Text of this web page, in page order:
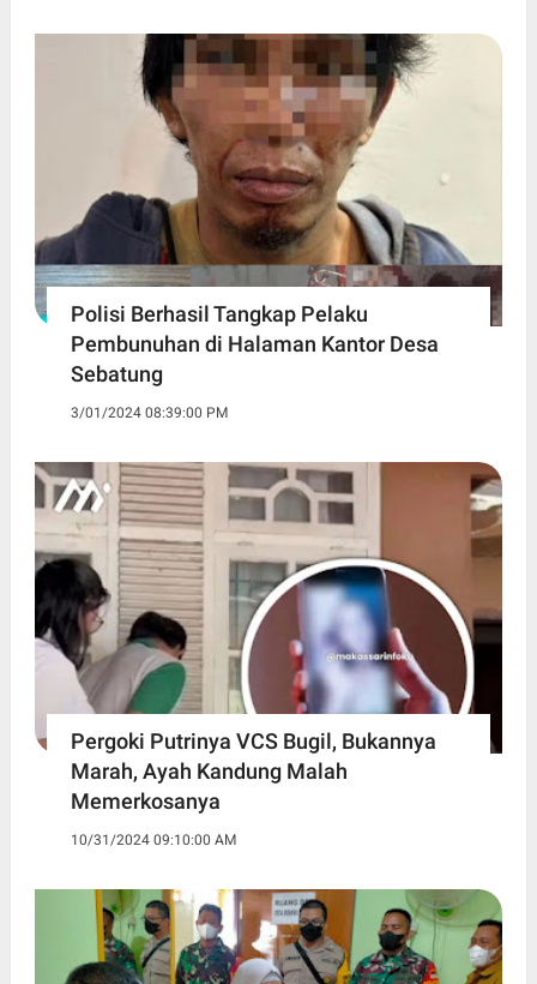
Polisi Berhasil Tangkap Pelaku
Pembunuhan di Halaman Kantor Desa
Sebatung
3/01/2024 08:39:00 PM
Pergoki Putrinya VCS Bugil, Bukannya
Marah, Ayah Kandung Malah
Memerkosanya
10/31/2024 09:10:00 AM